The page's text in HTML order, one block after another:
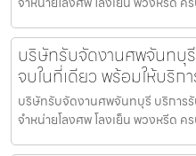
บริษัทรับจัดงานศพจันทบุ
จบในที่เดียว พร้อมให้บริก
บริษัทรับจัดงานศพจันทบุรี บริการ
จำหน่ายโลงศพ โลงเย็น พวงหรีด